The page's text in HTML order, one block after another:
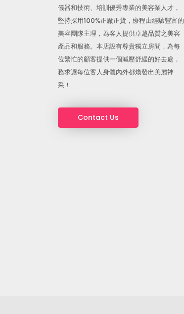
儀器和技術、培訓優秀專業的美容業人才，
堅持採用100%正廠正貨，療程由經驗豐富的
美容團隊主理，為客人提供卓越品質之美容
產品和服務。本店設有尊貴獨立房間，為每
位繁忙的顧客提供一個減壓舒緩的好去處，
務求讓每位客人身體內外都煥發出美麗神
采！
Contact Us